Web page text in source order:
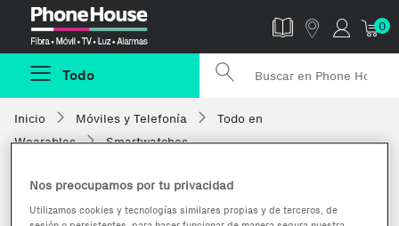
0
Todo
Inicio Móviles y Telefonía
Todo en
Wearables
Smartwatches
Nos preocupamos por tu privacidad
Utilizamos cookies y tecnologías similares propias y de terceros, de